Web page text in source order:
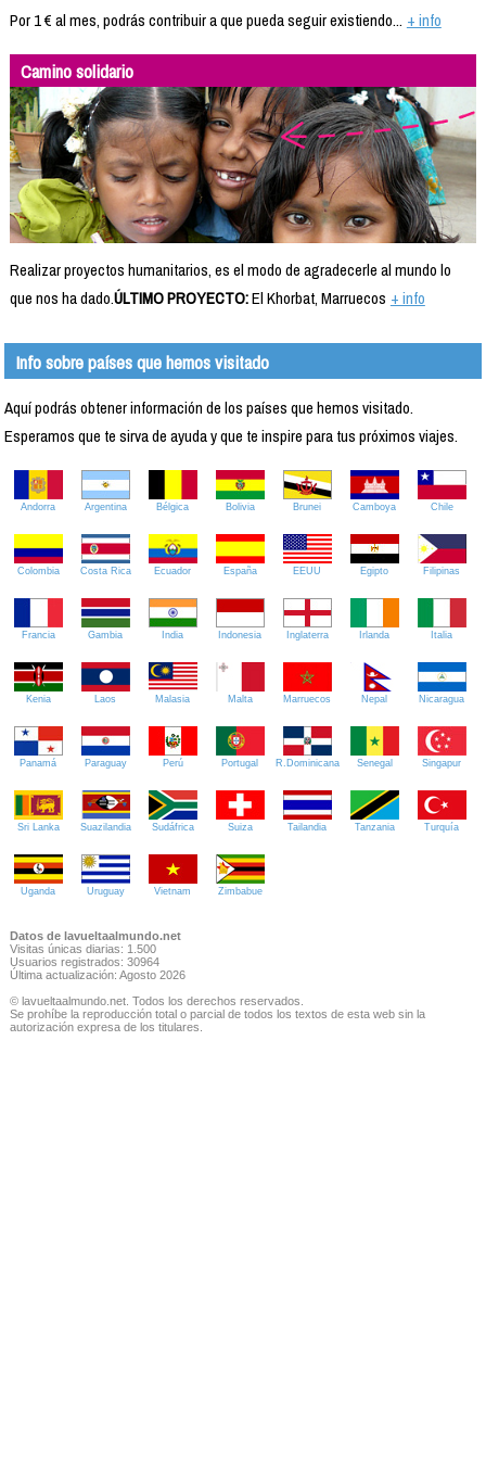
Por 1 € al mes, podrás contribuir a que pueda seguir existiendo... + info
Camino solidario
Realizar proyectos humanitarios, es el modo de agradecerle al mundo lo
que nos ha dado.ÚLTIMO PROYECTO:El Khorbat, Marruecos + info
Info sobre países que hemos visitado
Aquí podrás obtener información de los países que hemos visitado.
Esperamos que te sirva de ayuda y que te inspire para tus próximos viajes.
Andorra Argentina Bélgica Bolivia Brunei Camboya Chile
Colombia Costa Rica Ecuador España EEUU Egipto Filipinas
Francia Gambia India Indonesia Inglaterra Irlanda Italia
Kenia Laos Malasia Malta Marruecos Nepal Nicaragua
Panamá Paraguay Perú Portugal R.Dominicana Senegal Singapur
Sri Lanka Suazilandia Sudáfrica Suiza Tailandia Tanzania Turquía
Uganda Uruguay Vietnam Zimbabue
Datos de lavueltaalmundo.net
Visitas únicas diarias: 1.500
Usuarios registrados: 30964
Última actualización: Agosto 2026
© lavueltaalmundo.net. Todos los derechos reservados.
Se prohíbe la reproducción total o parcial de todos los textos de esta web sin la
autorización expresa de los titulares.